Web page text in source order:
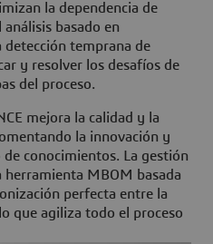
la dependencia de
basado en
detección temprana de
y resolver los desafíos de
del proceso.
mejora la calidad y la
la innovación y
conocimientos. La gestión
MBOM basada
perfecta entre la
que agiliza todo el proceso